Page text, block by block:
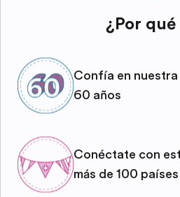
¿Por qué
Confía en
60 años
Conéctate con
más de 100 países